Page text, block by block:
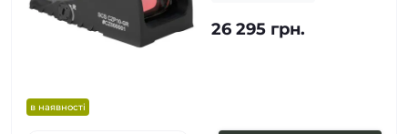
в наявності
26 295 грн.